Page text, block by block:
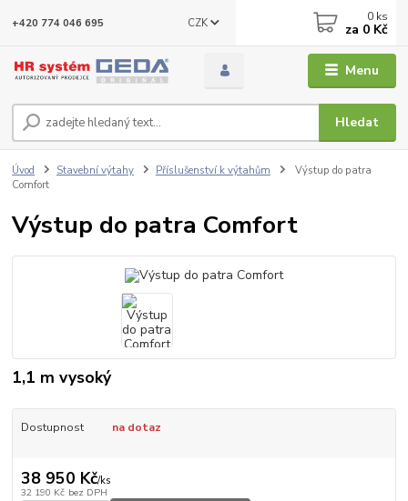
Menu
CZK
Hledat
+420 774 046 695 0 ks
za 0 Kč
Úvod Stavební výtahy Příslušenství k výtahům
Výstup do patra
Comfort
Výstup do patra Comfort
1,1 m vysoký
Dostupnost na dotaz
38 950 Kč/ks
32 190 Kč bez DPH